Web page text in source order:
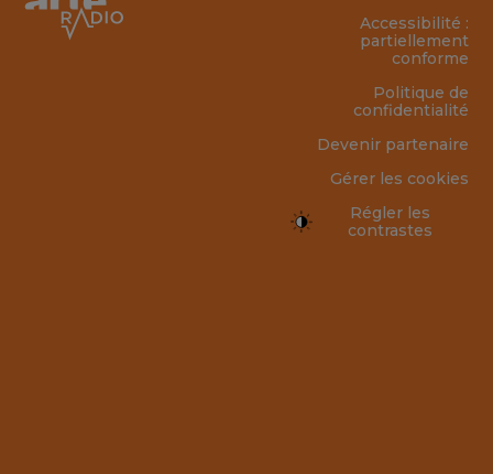
Accessibilité :
partiellement
conforme
Politique de
confidentialité
Devenir partenaire
Gérer les cookies
Régler les
contrastes